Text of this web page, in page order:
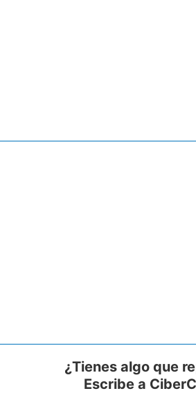
¿Tienes algo que
Escribe a